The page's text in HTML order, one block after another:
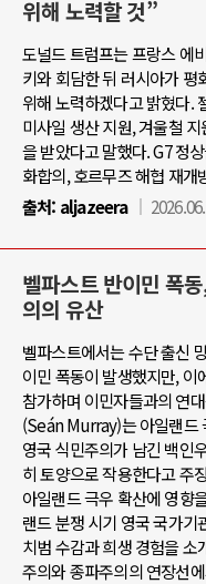
위해 노력할 것”
도널드 트럼프는 프랑스 에
키와 회담한 뒤 러시아가
위해 노력하겠다고 밝혔다.
미사일 생산 지원, 겨울철
을 받았다고 말했다. G7 정
화합의, 호르무즈 해협 재개
출처: aljazeera
벨파스트 반이민 폭
의의 유산
벨파스트에서는 수단 출신
이민 폭동이 발생했지만, 이
참가하며 이민자들과의 연
(Seán Murray)는 아일랜드
영국 식민주의가 남긴 백인
히 토양으로 작용한다고 주
아일랜드 극우 확산에 영향
랜드 분쟁 시기 영국 국가기
치범 수감과 희생 경험을 소
주의와 종파주의의 연장선